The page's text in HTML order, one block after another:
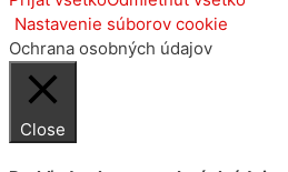
Nastavenie súborov cookie
Ochrana osobných údajov
Close